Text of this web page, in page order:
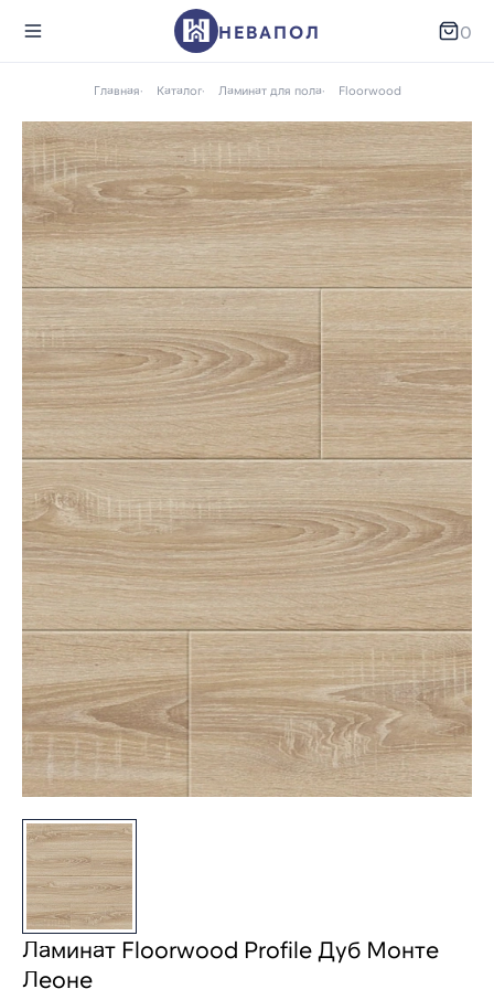
НЕВАПОЛ 0
Главная Каталог Ламинат для пола Floorwood
Ламинат Floorwood Profile Дуб Монте
Леоне